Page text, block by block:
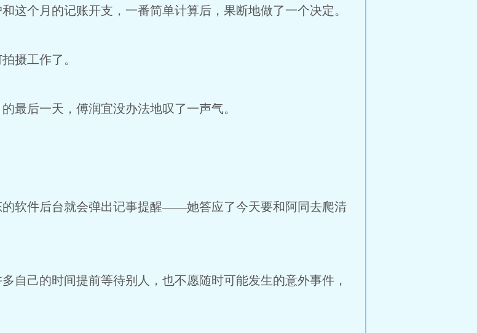
这个月的记账开支，一番简单计算后，果断地做了一个决定。
摄工作了。
后一天，傅润宜没办法地叹了一声气。
软件后台就会弹出记事提醒——她答应了今天要和阿同去爬清
己的时间提前等待别人，也不愿随时可能发生的意外事件，